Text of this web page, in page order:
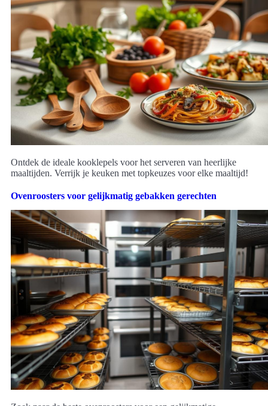
Ontdek de ideale kooklepels voor het serveren van heerlijke
maaltijden. Verrijk je keuken met topkeuzes voor elke maaltijd!
Ovenroosters voor gelijkmatig gebakken gerechten